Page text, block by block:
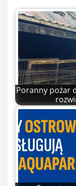
Poranny pożar